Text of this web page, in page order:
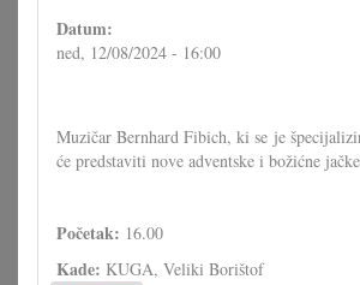
Datum:
ned, 12/08/2024 - 16:00
Muzičar Bernhard Fibich, ki se je
će predstaviti nove adventske i božićne
Početak: 16.00
Kade: KUGA, Veliki Borištof